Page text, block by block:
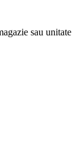
sau unitate